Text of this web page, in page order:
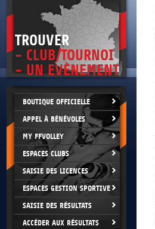
TROUVER
- CLUB/TOURNOI
- UN EVÈNEMENT
BOUTIQUE OFFICIELLE
APPEL À BÉNÉVOLES
MY FFVOLLEY
ESPACES CLUBS
SAISIE DES LICENCES
ESPACES GESTION SPORTIVE
SAISIE DES RÉSULTATS
ACCÉDER AUX RÉSULTATS